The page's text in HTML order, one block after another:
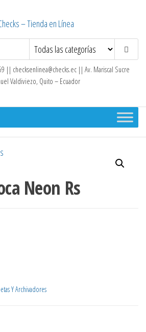
en Línea
|| checksenlinea@checks.ec || Av. Mariscal Sucre
Valdiviezo, Quito – Ecuador
Neon Rs
Y Archivadores